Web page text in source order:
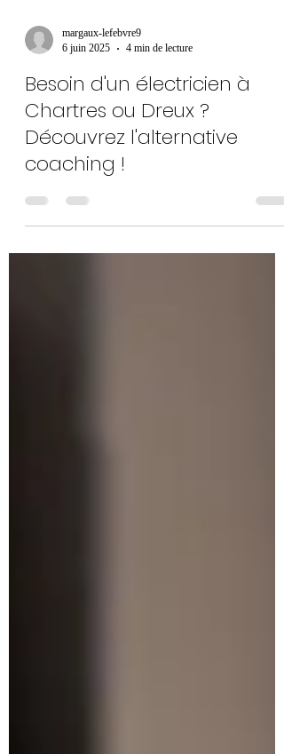
margaux-lefebvre9
6 juin 2025
4 min de lecture
Besoin d'un électricien à
Chartres ou Dreux ?
Découvrez l'alternative
coaching !